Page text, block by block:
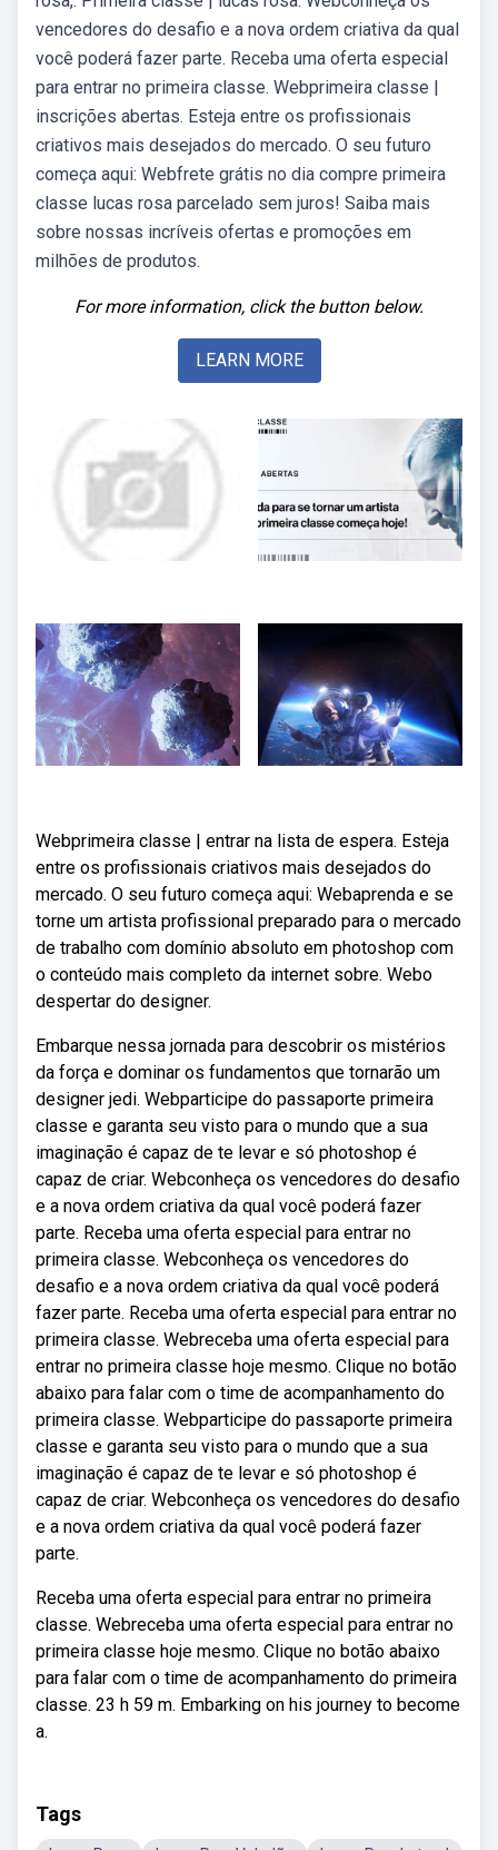
vencedores do desafio e a nova ordem criativa da qual
você poderá fazer parte. Receba uma oferta especial
para entrar no primeira classe. Webprimeira classe |
inscrições abertas. Esteja entre os profissionais
criativos mais desejados do mercado. O seu futuro
começa aqui: Webfrete grátis no dia compre primeira
classe lucas rosa parcelado sem juros! Saiba mais
sobre nossas incríveis ofertas e promoções em
milhões de produtos.
For more information, click the button below.
LEARN MORE
Webprimeira classe | entrar na lista de espera. Esteja
entre os profissionais criativos mais desejados do
mercado. O seu futuro começa aqui: Webaprenda e se
torne um artista profissional preparado para o mercado
de trabalho com domínio absoluto em photoshop com
o conteúdo mais completo da internet sobre. Webo
despertar do designer.
Embarque nessa jornada para descobrir os mistérios
da força e dominar os fundamentos que tornarão um
designer jedi. Webparticipe do passaporte primeira
classe e garanta seu visto para o mundo que a sua
imaginação é capaz de te levar e só photoshop é
capaz de criar. Webconheça os vencedores do desafio
e a nova ordem criativa da qual você poderá fazer
parte. Receba uma oferta especial para entrar no
primeira classe. Webconheça os vencedores do
desafio e a nova ordem criativa da qual você poderá
fazer parte. Receba uma oferta especial para entrar no
primeira classe. Webreceba uma oferta especial para
entrar no primeira classe hoje mesmo. Clique no botão
abaixo para falar com o time de acompanhamento do
primeira classe. Webparticipe do passaporte primeira
classe e garanta seu visto para o mundo que a sua
imaginação é capaz de te levar e só photoshop é
capaz de criar. Webconheça os vencedores do desafio
e a nova ordem criativa da qual você poderá fazer
parte.
Receba uma oferta especial para entrar no primeira
classe. Webreceba uma oferta especial para entrar no
primeira classe hoje mesmo. Clique no botão abaixo
para falar com o time de acompanhamento do primeira
classe. 23 h 59 m. Embarking on his journey to become
a.
Tags